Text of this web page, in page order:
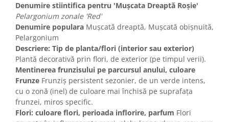
Denumire stiintifica pentru 'Mușcata Dreaptă Roșie'
Pelargonium zonale 'Red'
Denumire populara Mușcată dreaptă, Mușcată obișnuită,
Pelargonium
Descriere: Tip de planta/flori (interior sau exterior)
Plantă decorativă prin flori, de exterior (pe timpul verii).
Mentinerea frunzisului pe parcursul anului, culoare
Frunze Frunziș persistent sezonier, de un verde intens,
cu o zonă (inel) de culoare mai închisă pe suprafața
frunzei, miros specific.
Flori: culoare flori, perioada inflorire, parfum Flori